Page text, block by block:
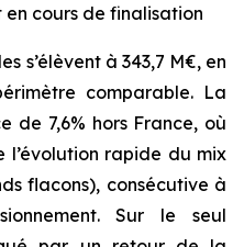
en cours de finalisation
s’élèvent à 343,7 M€, en
comparable. La
de 7,6% hors France, où
l’évolution rapide du mix
flacons), consécutive à
Sur le seul